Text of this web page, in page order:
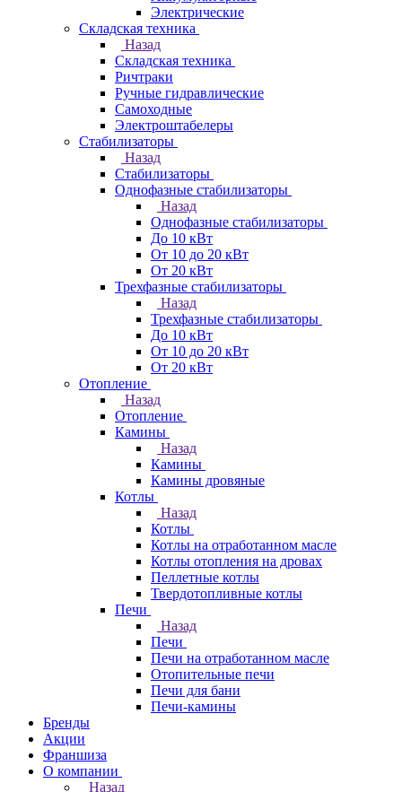
Электрические
Складская техника
Назад
Складская техника
Ричтраки
Ручные гидравлические
Самоходные
Электроштабелеры
Стабилизаторы
Назад
Стабилизаторы
Однофазные стабилизаторы
Назад
Однофазные стабилизаторы
До 10 кВт
От 10 до 20 кВт
От 20 кВт
Трехфазные стабилизаторы
Назад
Трехфазные стабилизаторы
До 10 кВт
От 10 до 20 кВт
От 20 кВт
Отопление
Назад
Отопление
Камины
Назад
Камины
Камины дровяные
Котлы
Назад
Котлы
Котлы на отработанном масле
Котлы отопления на дровах
Пеллетные котлы
Твердотопливные котлы
Печи
Назад
Печи
Печи на отработанном масле
Отопительные печи
Печи для бани
Печи-камины
Бренды
Акции
Франшиза
О компании
Назад